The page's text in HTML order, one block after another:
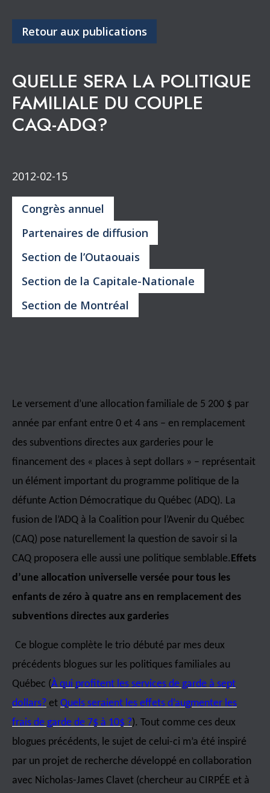
Retour aux publications
QUELLE SERA LA POLITIQUE
FAMILIALE DU COUPLE
CAQ-ADQ?
2012-02-15
Congrès annuel
Partenaires de diffusion
Section de l’Outaouais
Section de la Capitale-Nationale
Section de Montréal
Le versement d’une allocation familiale de 5 200 $ par
année par enfant entre 0 et 4 ans – en remplacement
des subventions directes aux garderies pour le
financement des « places à sept dollars » – représentait
un élément important du programme politique de la
défunte Action Démocratique du Québec (ADQ). La
fusion de l’ADQ à la Coalition pour l’Avenir du Québec
(CAQ) pose naturellement la question de savoir si la
CAQ proposera elle aussi une politique semblable. Effets
d’une allocation universelle versée pour tous les
enfants de zéro à quatre ans en remplacement des
subventions directes aux garderies
Ce blogue complète le trio débuté par mes deux
précédents blogues sur les politiques familiales au
Québec (À qui profitent les services de garde à sept
dollars? et Quels seraient les effets d’augmenter les
frais de garde de 7$ à 10$ ?). Tout comme ces deux
blogues précédents, le sujet de celui-ci m’a été inspiré
par un projet de recherche développé en collaboration
avec Nicholas-James Clavet (chercheur au CIRPÉE et à